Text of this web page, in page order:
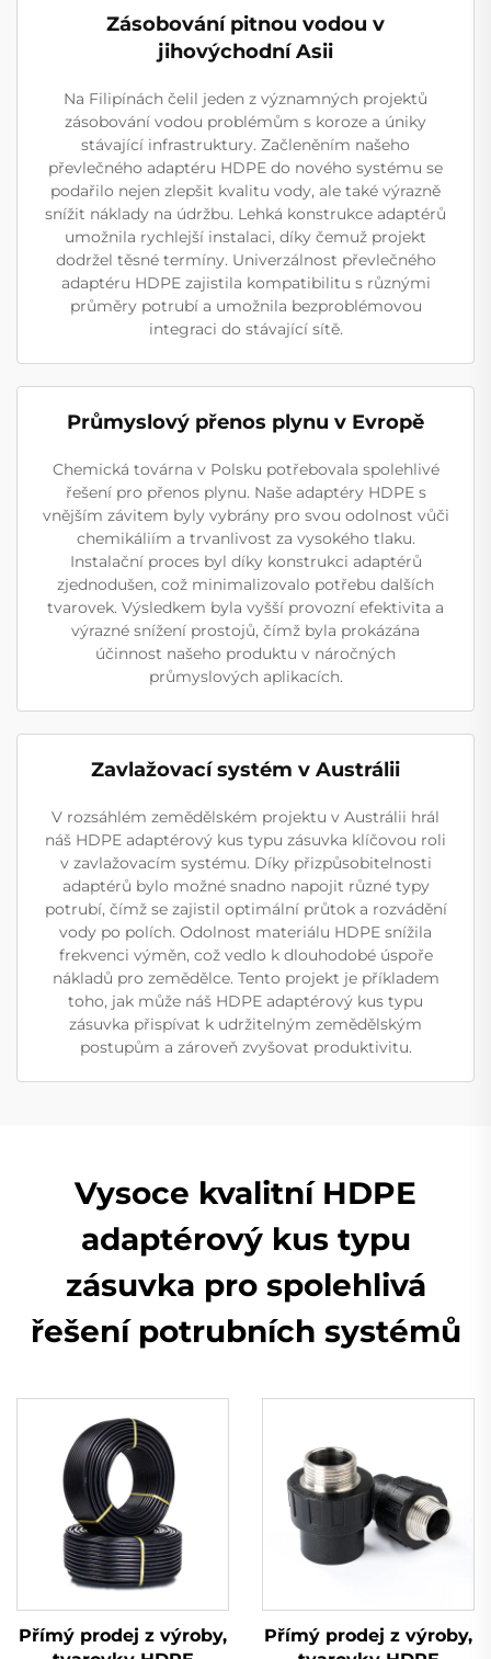
Zásobování pitnou vodou v
jihovýchodní Asii
Na Filipínách čelil jeden z významných projektů
zásobování vodou problémům s koroze a úniky
stávající infrastruktury. Začleněním našeho
převlečného adaptéru HDPE do nového systému se
podařilo nejen zlepšit kvalitu vody, ale také výrazně
snížit náklady na údržbu. Lehká konstrukce adaptérů
umožnila rychlejší instalaci, díky čemuž projekt
dodržel těsné termíny. Univerzálnost převlečného
adaptéru HDPE zajistila kompatibilitu s různými
průměry potrubí a umožnila bezproblémovou
integraci do stávající sítě.
Průmyslový přenos plynu v Evropě
Chemická továrna v Polsku potřebovala spolehlivé
řešení pro přenos plynu. Naše adaptéry HDPE s
vnějším závitem byly vybrány pro svou odolnost vůči
chemikáliím a trvanlivost za vysokého tlaku.
Instalační proces byl díky konstrukci adaptérů
zjednodušen, což minimalizovalo potřebu dalších
tvarovek. Výsledkem byla vyšší provozní efektivita a
výrazné snížení prostojů, čímž byla prokázána
účinnost našeho produktu v náročných
průmyslových aplikacích.
Zavlažovací systém v Austrálii
V rozsáhlém zemědělském projektu v Austrálii hrál
náš HDPE adaptérový kus typu zásuvka klíčovou roli
v zavlažovacím systému. Díky přizpůsobitelnosti
adaptérů bylo možné snadno napojit různé typy
potrubí, čímž se zajistil optimální průtok a rozvádění
vody po polích. Odolnost materiálu HDPE snížila
frekvenci výměn, což vedlo k dlouhodobé úspoře
nákladů pro zemědělce. Tento projekt je příkladem
toho, jak může náš HDPE adaptérový kus typu
zásuvka přispívat k udržitelným zemědělským
postupům a zároveň zvyšovat produktivitu.
Vysoce kvalitní HDPE
adaptérový kus typu
zásuvka pro spolehlivá
řešení potrubních systémů
Přímý prodej z výroby,
Přímý prodej z výroby,